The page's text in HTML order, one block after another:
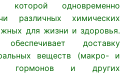
которой одновременно
различных химических
для жизни и здоровья.
доставку
веществ (макро- и
гормонов и других